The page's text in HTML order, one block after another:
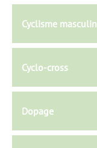
Cyclisme masculin
Cyclo-cross
Dopage